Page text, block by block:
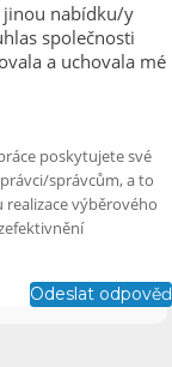
jinou nabídku/y
společnosti
a uchovala mé
poskytujete své
správcům, a to
výběrového
Odeslat odpověď